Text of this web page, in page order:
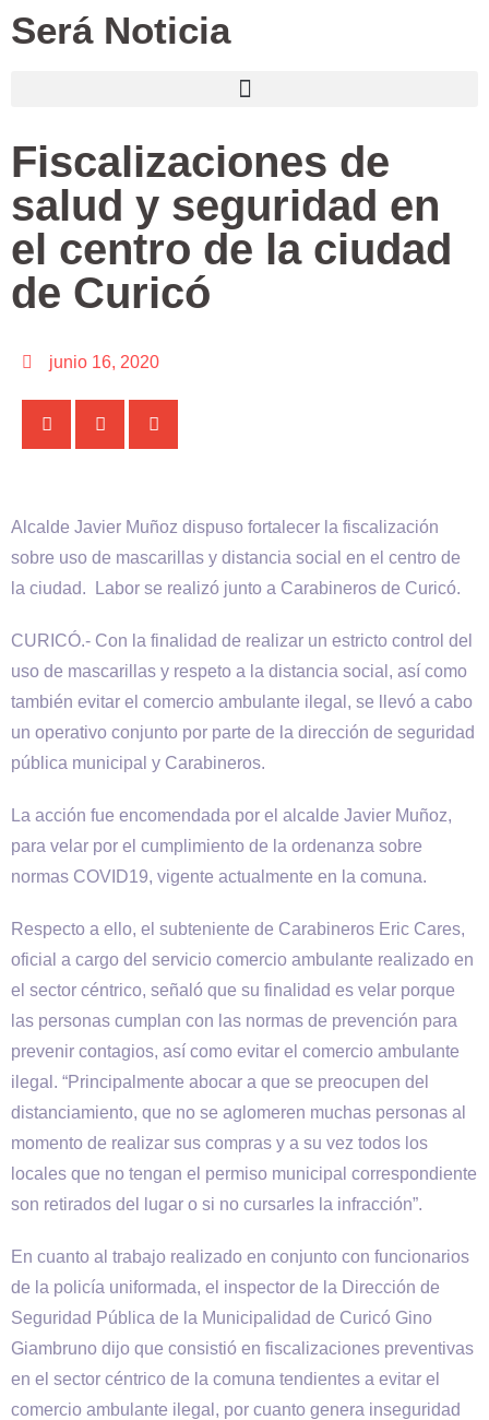
Será Noticia
Fiscalizaciones de
salud y seguridad en
el centro de la ciudad
de Curicó
junio 16, 2020
Alcalde Javier Muñoz dispuso fortalecer la fiscalización
sobre uso de mascarillas y distancia social en el centro de
la ciudad. Labor se realizó junto a Carabineros de Curicó.
CURICÓ.- Con la finalidad de realizar un estricto control del
uso de mascarillas y respeto a la distancia social, así como
también evitar el comercio ambulante ilegal, se llevó a cabo
un operativo conjunto por parte de la dirección de seguridad
pública municipal y Carabineros.
La acción fue encomendada por el alcalde Javier Muñoz,
para velar por el cumplimiento de la ordenanza sobre
normas COVID19, vigente actualmente en la comuna.
Respecto a ello, el subteniente de Carabineros Eric Cares,
oficial a cargo del servicio comercio ambulante realizado en
el sector céntrico, señaló que su finalidad es velar porque
las personas cumplan con las normas de prevención para
prevenir contagios, así como evitar el comercio ambulante
ilegal. “Principalmente abocar a que se preocupen del
distanciamiento, que no se aglomeren muchas personas al
momento de realizar sus compras y a su vez todos los
locales que no tengan el permiso municipal correspondiente
son retirados del lugar o si no cursarles la infracción”.
En cuanto al trabajo realizado en conjunto con funcionarios
de la policía uniformada, el inspector de la Dirección de
Seguridad Pública de la Municipalidad de Curicó Gino
Giambruno dijo que consistió en fiscalizaciones preventivas
en el sector céntrico de la comuna tendientes a evitar el
comercio ambulante ilegal, por cuanto genera inseguridad